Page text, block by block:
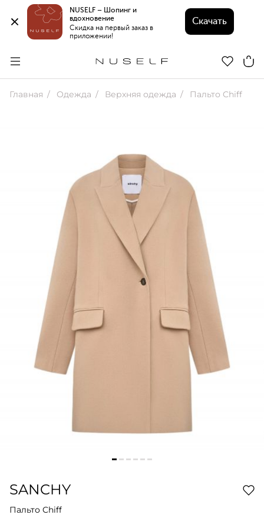
NUSELF – Шопинг и
вдохновение
Скидка на первый заказ в
приложении!
Скачать
Главная Одежда Верхняя одежда Пальто Chiff
SANCHY
Пальто Chiff